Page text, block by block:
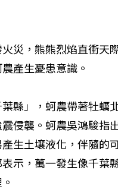
災，熊熊烈焰直衝天
產生憂患意識。
縣」，蚵農帶著牡蠣
侵襲。蚵農吳鴻駿指
生土壤液化，伴隨的
示，萬一發生像千葉